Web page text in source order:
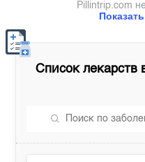
Pillintrip.com
Список лекарств